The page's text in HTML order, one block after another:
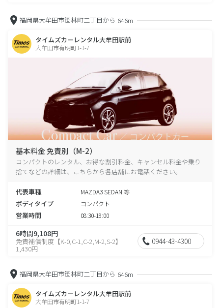
福岡県大牟田市笹林町二丁目から 646m
タイムズカーレンタル大牟田駅前
大牟田市有明町1-1-7
基本料金 免責別（M-2）
コンパクトのレンタル、お得な割引料金、キャンセル料金や乗り
捨てなどの詳細は、こちらから各店舗にお電話ください。
代表車種 MAZDA3 SEDAN 等
ボディタイプ コンパクト
営業時間 08:30-19:00
6時間9,108円
免責補償制度【K-0,C-1,C-2,M-2,S-2】
1,430円
0944-43-4300
福岡県大牟田市笹林町二丁目から 646m
タイムズカーレンタル大牟田駅前
大牟田市有明町1-1-7